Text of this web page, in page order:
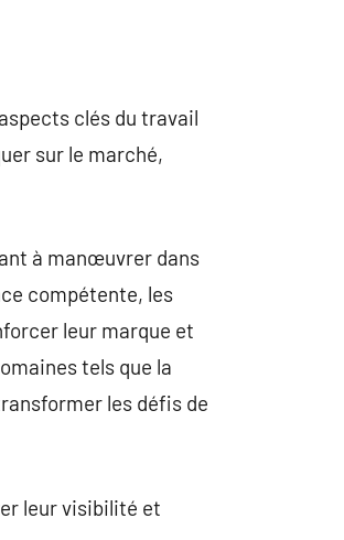
clés du travail
sur le marché,
à manœuvrer dans
compétente, les
leur marque et
tels que la
les défis de
leur visibilité et